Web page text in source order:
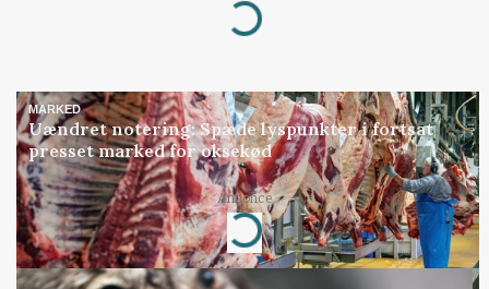
Loading...
MARKED
Uændret notering: Spæde lyspunkter i fortsat
presset marked for oksekød
Annonce
Loading...